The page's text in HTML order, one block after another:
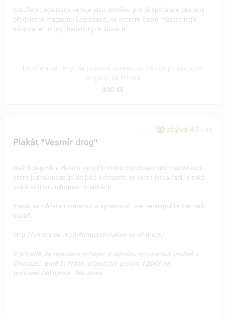
Sdružení Legalizace věnuje jako odměnu pro přispěvatele půlroční
předplatné magazínu Legalizace, ve kterém často můžete najít
informace i o psychedelických látkách.
300 Kč
zbývá 43 z 50
Plakát "Vesmír drog"
Naši kolegové v Mexiku vytvořili mapu psychoaktivních substancí,
která jednak ukazuje do jaké kategorie se která látka řadí, a také
uvádí krátkou informaci o látkách.
Plakát si můžete i stáhnout a vytisknout, ale nepodpoříte tak naši
kapaň.
http://youthrise.org/information/universe-of-drugs/
V případě, že nebudete schopni si odměnu vyzvednout osobně v
Olomouci, Brně či Praze, připočtěte prosím 120Kč na
poštovné.Děkujeme.​​​​​​ Děkujeme.​​​​​​​​